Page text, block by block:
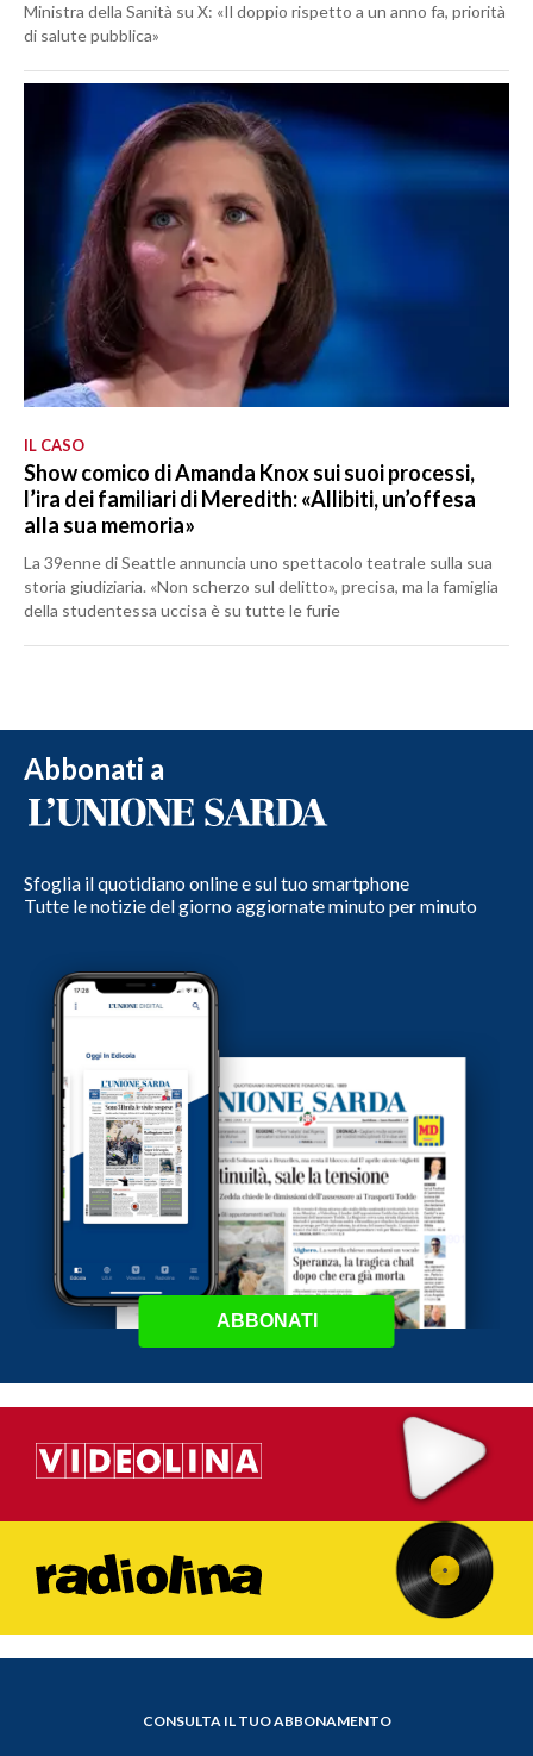
Ministra della Sanità su X: «Il doppio rispetto a un anno fa, priorità
di salute pubblica»
IL CASO
Show comico di Amanda Knox sui suoi processi,
l’ira dei familiari di Meredith: «Allibiti, un’offesa
alla sua memoria»
La 39enne di Seattle annuncia uno spettacolo teatrale sulla sua
storia giudiziaria. «Non scherzo sul delitto», precisa, ma la famiglia
della studentessa uccisa è su tutte le furie
Abbonati a
Sfoglia il quotidiano online e sul tuo smartphone
Tutte le notizie del giorno aggiornate minuto per minuto
ABBONATI
CONSULTA IL TUO ABBONAMENTO